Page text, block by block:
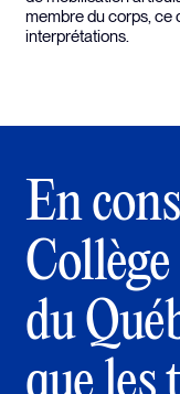
membre du corps, ce
interprétations.
En
du